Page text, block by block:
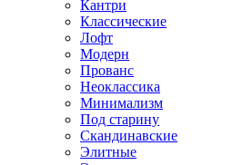
Кантри
Классические
Лофт
Модерн
Прованс
Неоклассика
Минимализм
Под старину
Скандинавские
Элитные